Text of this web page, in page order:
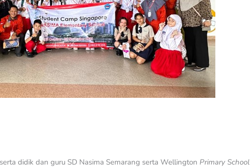
didik dan guru SD Nasima Semarang serta Wellington Primary School